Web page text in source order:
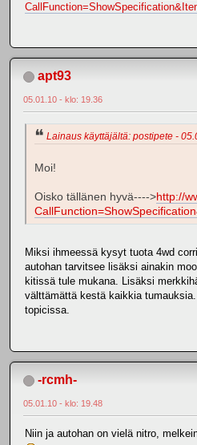
apt93
05.01.10 - klo: 19.36
Lainaus käyttäjältä: postipete -
Moi!
Oisko tällänen hyvä---->http://
Miksi ihmeessä kysyt tuota 4wd
autohan tarvitsee lisäksi ainakin
kitissä tule mukana. Lisäksi
välttämättä kestä kaikkia
topicissa.
-rcmh-
05.01.10 - klo: 19.48
Niin ja autohan on vielä nitro,